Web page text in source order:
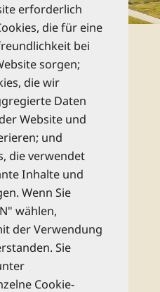
kostenlosen
und bleiben Sie
Reise-Neuheiten
dem Reise Know-
abonnieren
erforderlich
die für eine
bei
sorgen;
die wir
Daten
Website und
und
die verwendet
Inhalte und
Wenn Sie
wählen,
der Verwendung
Sie
Cookie-